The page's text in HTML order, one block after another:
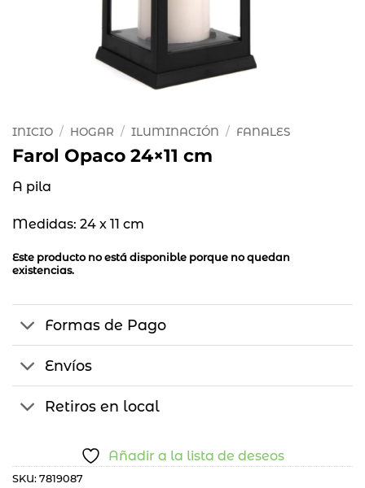
INICIO / HOGAR / ILUMINACIÓN / FANALES
Farol Opaco 24×11 cm
A pila
Medidas: 24 x 11 cm
Este producto no está disponible porque no quedan
existencias.
Formas de Pago
Envíos
Retiros en local
Añadir a la lista de deseos
SKU: 7819087